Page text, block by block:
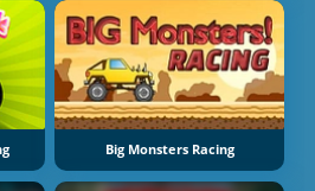
Big Monsters Racing